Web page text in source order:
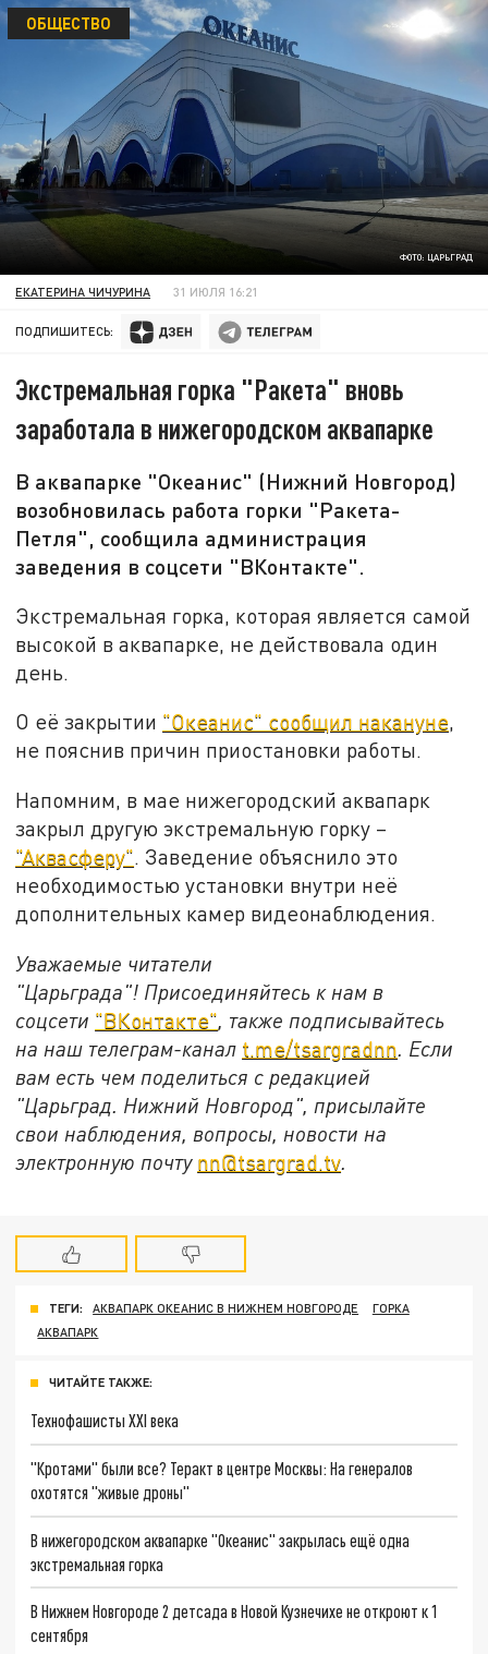
ФОТО: ЦАРЬГРАД
ОБЩЕСТВО
ЕКАТЕРИНА ЧИЧУРИНА 31 ИЮЛЯ 16:21
ПОДПИШИТЕСЬ:
Экстремальная горка "Ракета" вновь
заработала в нижегородском аквапарке
В аквапарке "Океанис" (Нижний Новгород)
возобновилась работа горки "Ракета-
Петля", сообщила администрация
заведения в соцсети "ВКонтакте".
Экстремальная горка, которая является самой
высокой в аквапарке, не действовала один
день.
О её закрытии "Океанис" сообщил накануне,
не пояснив причин приостановки работы.
Напомним, в мае нижегородский аквапарк
закрыл другую экстремальную горку –
"Аквасферу". Заведение объяснило это
необходимостью установки внутри неё
дополнительных камер видеонаблюдения.
Уважаемые читатели
"Царьграда"! Присоединяйтесь к нам в
соцсети "ВКонтакте", также подписывайтесь
на наш телеграм-канал t.me/tsargradnn. Если
вам есть чем поделиться с редакцией
"Царьград. Нижний Новгород", присылайте
свои наблюдения, вопросы, новости на
электронную почту nn@tsargrad.tv.
ТЕГИ: АКВАПАРК ОКЕАНИС В НИЖНЕМ НОВГОРОДЕ
ГОРКА
АКВАПАРК
ЧИТАЙТЕ ТАКЖЕ:
Технофашисты XXI века
"Кротами" были все? Теракт в центре Москвы: На генералов
охотятся "живые дроны"
В нижегородском аквапарке "Океанис" закрылась ещё одна
экстремальная горка
В Нижнем Новгороде 2 детсада в Новой Кузнечихе не откроют к 1
сентября